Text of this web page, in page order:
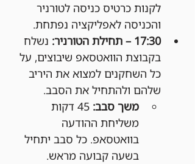
לקנות כרטיס כניסה לטורניר
והכניסה לאפליקציה נפתחת.
17:30 – תחילת הטורניר:
נשלח
בקבוצת הוואטסאפ שיבוצים, על
כל השחקנים למצוא את היריב
שלהם ולהתחיל את הסבב.
משך סבב:
45 דקות
משליחת ההודעה
בוואטסאפ. כל סבב יתחיל
בשעה קבועה מראש.